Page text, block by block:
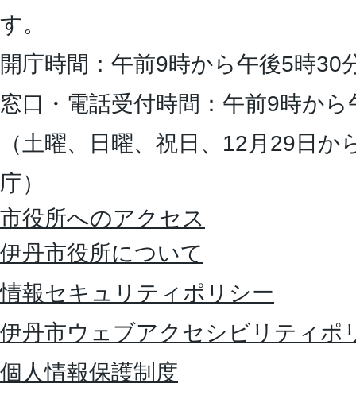
す。
開庁時間：午前9時から午後5時30
窓口・電話受付時間：午前9時か
（土曜、日曜、祝日、12月29日
庁）
市役所へのアクセス
伊丹市役所について
情報セキュリティポリシー
伊丹市ウェブアクセシビリティポ
個人情報保護制度